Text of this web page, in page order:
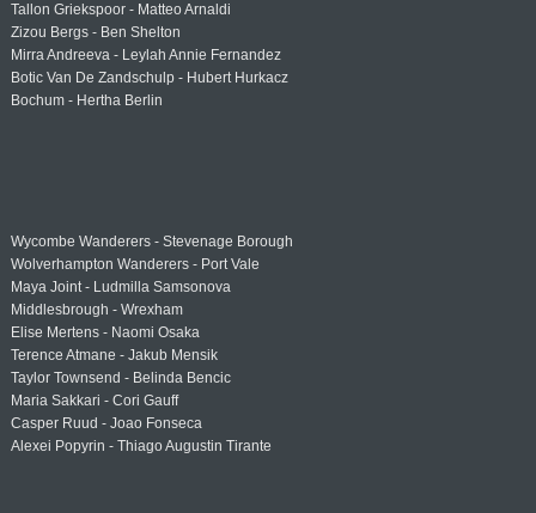
Tallon Griekspoor - Matteo Arnaldi
Zizou Bergs - Ben Shelton
Mirra Andreeva - Leylah Annie Fernandez
Botic Van De Zandschulp - Hubert Hurkacz
Bochum - Hertha Berlin
Wycombe Wanderers - Stevenage Borough
Wolverhampton Wanderers - Port Vale
Maya Joint - Ludmilla Samsonova
Middlesbrough - Wrexham
Elise Mertens - Naomi Osaka
Terence Atmane - Jakub Mensik
Taylor Townsend - Belinda Bencic
Maria Sakkari - Cori Gauff
Casper Ruud - Joao Fonseca
Alexei Popyrin - Thiago Augustin Tirante